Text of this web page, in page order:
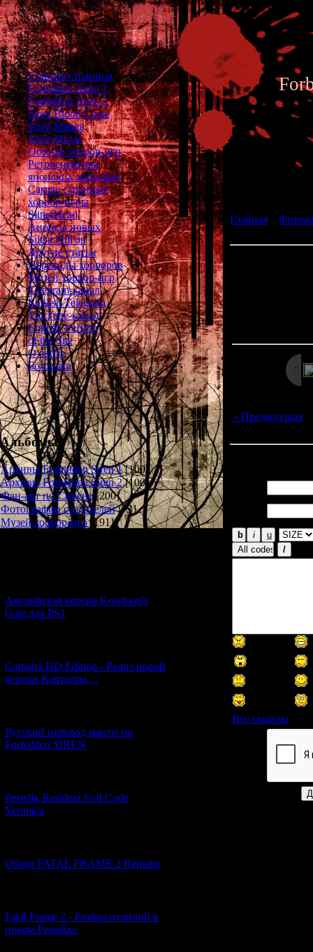
Главная страница
Forbidden Siren 1
Forbidden Siren 2
Siren Blood Curse
Siren Manga
Siren Movie
Обзоры хоррор-игр
Ретроспектива
японских хорроров
Самые странные
хоррор-игры
SlitterHead
Анонсы новых
Silent Hill'ов
Другие статьи
Переводы хорроров
Музей хоррор-игр
Telegram-канал
English Telegram
YouTube-канал
English Version
of the Site
О сайте
Болталка
Альбомы
Архивы Forbidden Siren 1 [100]
Архивы Forbidden Siren 2 [100]
Фан-арт по Сирене [200]
Фотографии создателей [73]
Музей хоррор-игр
[191]
Английская версия Kowloon's
Gate для PS1
Cartagra HD Edition - Релиз новой
версии Картагры ...
Русский перевод манги по
Forbidden SIREN
Ремейк Resident Evil Code
Veronica
Обзор FATAL FRAME 2 Remake
Fatal Frame 2 - Разбор отличий в
новом Ремейке
Главная
« Предыдущая|
Все смайлы